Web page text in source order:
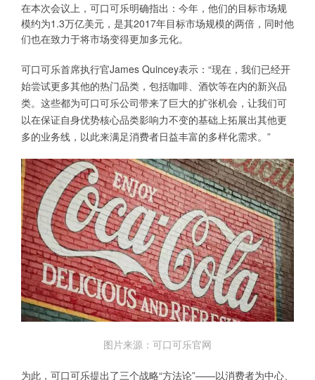
在本次会议上，可口可乐明确指出：今年，他们的目标市场规
模约为1.3万亿美元，是其2017年目标市场规模的两倍，同时他
们也在致力于将市场变得更加多元化。
可口可乐首席执行官James Quincey表示：“现在，我们已经开
始尝试更多其他的热门品类，包括咖啡、酒饮等在内的新兴品
类。这些都为可口可乐公司带来了巨大的扩张机会，让我们可
以在保证自身优势核心品类影响力不变的基础上拓展出其他更
多的业务线，以此来满足消费者日益丰富的多样化需求。”
图片来源：可口可乐官网
为此，可口可乐提出了三个战略“方法论”——以消费者为中心、